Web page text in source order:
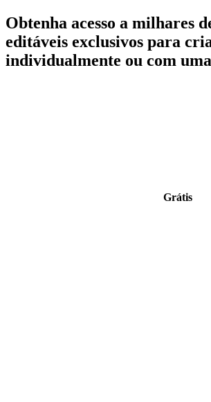
Obtenha acesso a milhares
editáveis exclusivos para
individualmente ou com
Grátis